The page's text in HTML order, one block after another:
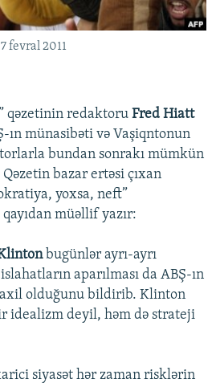
fevral 2011
qəzetinin redaktoru Fred Hiatt
ın münasibəti və Vaşiqntonun
bundan sonrakı mümkün
bazar ertəsi çıxan
yoxsa, neft”
müəllif yazır:
bugünlər ayrı-ayrı
aparılması da ABŞ-ın
olduğunu bildirib. Klinton
idealizm deyil, həm də strateji
siyasət hər zaman risklərin